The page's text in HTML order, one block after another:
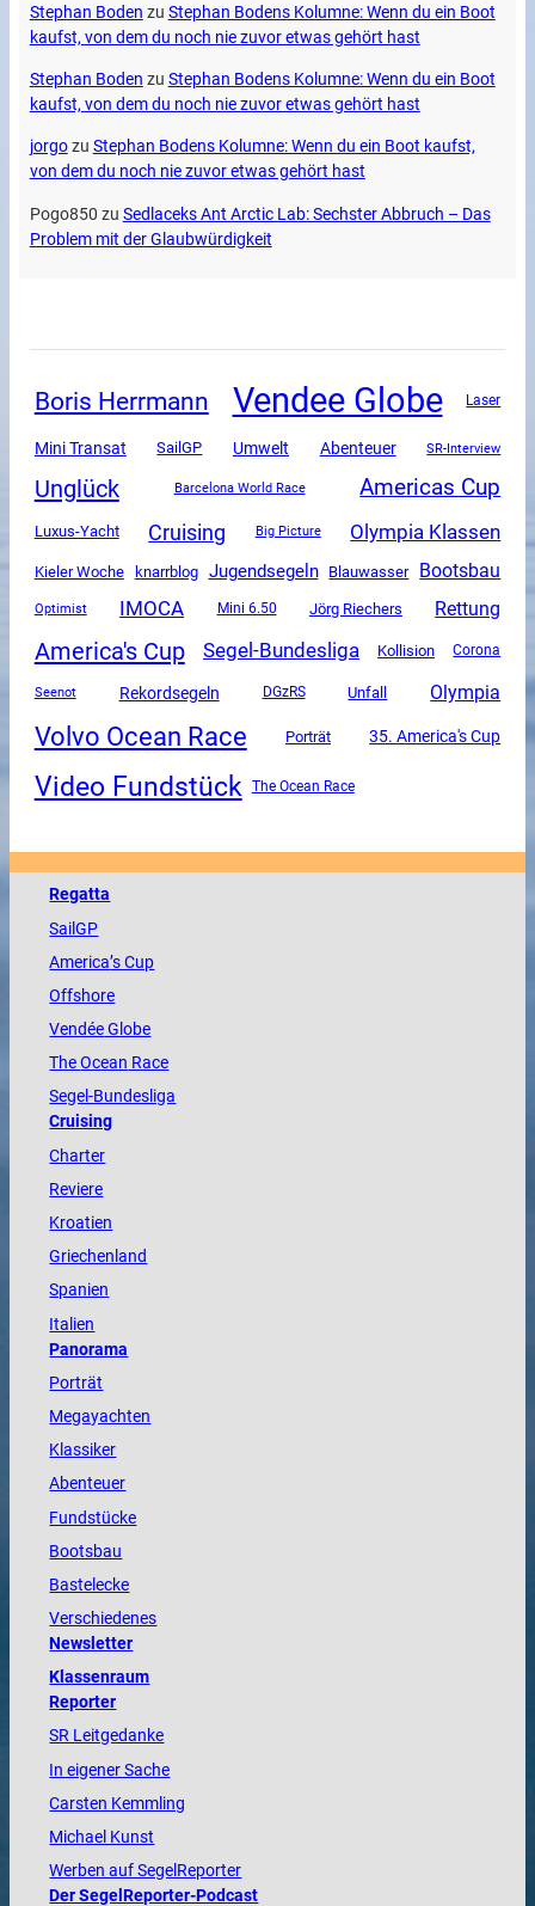
Stephan Boden zu Stephan Bodens Kolumne: Wenn du ein Boot
kaufst, von dem du noch nie zuvor etwas gehört hast
Stephan Boden zu Stephan Bodens Kolumne: Wenn du ein Boot
kaufst, von dem du noch nie zuvor etwas gehört hast
jorgozu Stephan Bodens Kolumne: Wenn du ein Boot kaufst,
von dem du noch nie zuvor etwas gehört hast
Pogo850 zu Sedlaceks Ant Arctic Lab: Sechster Abbruch – Das
Problem mit der Glaubwürdigkeit
Boris Herrmann Vendee Globe Laser
Mini Transat SailGP Umwelt Abenteuer SR-Interview
Unglück Barcelona World Race Americas Cup
Luxus-Yacht Cruising Big Picture Olympia Klassen
Kieler Woche knarrblog Jugendsegeln Blauwasser Bootsbau
Optimist IMOCA Mini 6.50 Jörg Riechers Rettung
America's Cup Segel-Bundesliga Kollision Corona
Seenot Rekordsegeln DGzRS Unfall Olympia
Volvo Ocean Race Porträt 35. America's Cup
Video Fundstück The Ocean Race
Regatta
SailGP
America’s Cup
Offshore
VendéeGlobe
TheOcean Race
Segel-Bundesliga
Cruising
Charter
Reviere
Kroatien
Griechenland
Spanien
Italien
Panorama
Porträt
Megayachten
Klassiker
Abenteuer
Fundstücke
Bootsbau
Bastelecke
Verschiedenes
Newsletter
Klassenraum
Reporter
SR Leitgedanke
In eigener Sache
Carsten Kemmling
Michael Kunst
Werben auf SegelReporter
Der SegelReporter-Podcast